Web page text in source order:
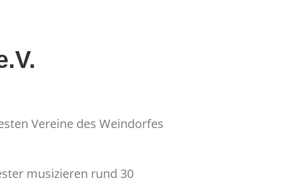
Vereine des Weindorfes
musizieren rund 30